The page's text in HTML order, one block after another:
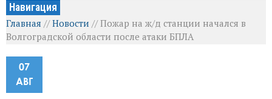
Навигация
Главная //Новости //Пожар на ж/д станции начался в
Волгоградской области после атаки БПЛА
07
АВГ